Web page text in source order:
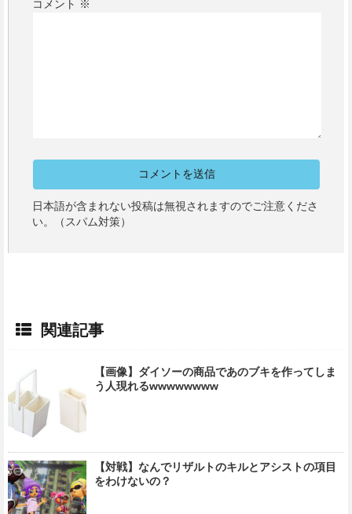
コメント ※
日本語が含まれない投稿は無視されますのでご注意くださ
い。（スパム対策）
関連記事
【画像】ダイソーの商品であのブキを作ってしま
う人現れるwwwwwwww
【対戦】なんでリザルトのキルとアシストの項目
をわけないの？